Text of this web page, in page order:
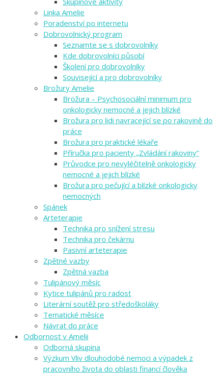
Linka Amelie
Poradenství po internetu
Dobrovolnický program
Seznamte se s dobrovolníky
Kde dobrovolníci působí
Školení pro dobrovolníky
Související a pro dobrovolníky
Brožury Amelie
Brožura – Psychosociální minimum pro
onkologicky nemocné a jejich blízké
Brožura pro lidi navracející se po rakovině do
práce
Brožura pro praktické lékaře
Příručka pro pacienty „Zvládání rakoviny“
Průvodce pro nevyléčitelně onkologicky
nemocné a jejich blízké
Brožura pro pečující a blízké onkologicky
nemocných
Spánek
Arteterapie
Technika pro snížení stresu
Technika pro čekárnu
Pasivní arteterapie
Zpětné vazby
Zpětná vazba
Tulipánový měsíc
Kytice tulipánů pro radost
Literární soutěž pro středoškoláky
Tematické měsíce
Návrat do práce
Odbornost v Amelii
Odborná skupina
Výzkum Vliv dlouhodobé nemoci a výpadek z
pracovního života do oblasti financí člověka